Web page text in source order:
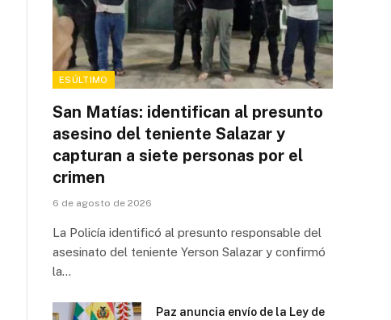
ESÚLTIMO
San Matías: identifican al presunto
asesino del teniente Salazar y
capturan a siete personas por el
crimen
6 de agosto de 2026
La Policía identificó al presunto responsable del
asesinato del teniente Yerson Salazar y confirmó
la…
Paz anuncia envío de la Ley de